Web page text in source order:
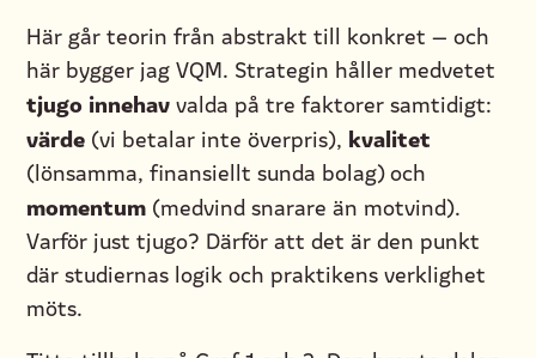
Här går teorin från abstrakt till konkret — och
här bygger jag VQM. Strategin håller medvetet
tjugo innehav valda på tre faktorer samtidigt:
värde (vi betalar inte överpris), kvalitet
(lönsamma, finansiellt sunda bolag) och
momentum (medvind snarare än motvind).
Varför just tjugo? Därför att det är den punkt
där studiernas logik och praktikens verklighet
möts.